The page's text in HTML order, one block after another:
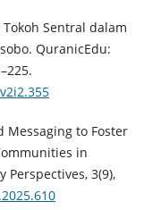
Sentral dalam
QuranicEdu:
Messaging to Foster
in
3(9),